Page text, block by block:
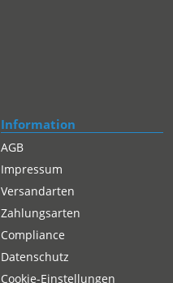
Information
AGB
Impressum
Versandarten
Zahlungsarten
Compliance
Datenschutz
Cookie-Einstellungen